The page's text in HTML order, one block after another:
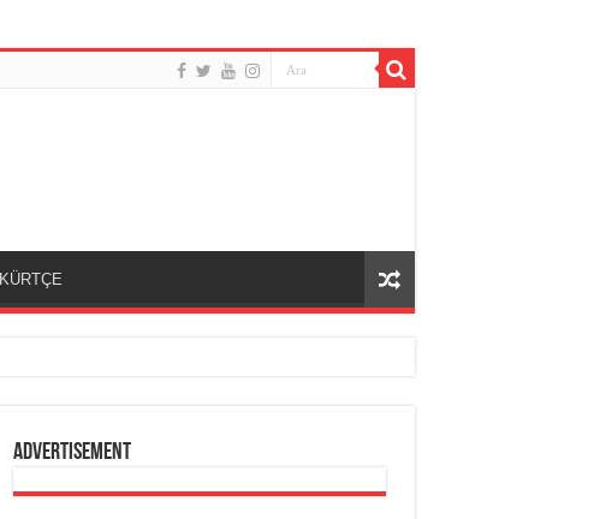
KÜRTÇE
Advertisement